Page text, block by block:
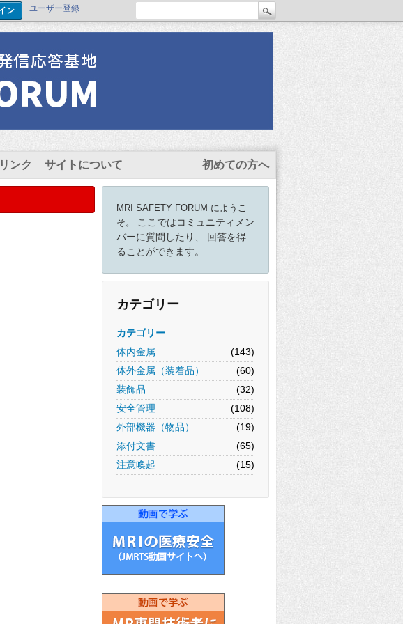
ユーザー登録
リンク サイトについて 初めての方へ
MRI SAFETY FORUM にようこ
そ。
ここではコミュニティメン
バーに質問したり、 回答を得
ることができます。
カテゴリー
カテゴリー
体内金属
(143)
体外金属（装着品）
(60)
装飾品
(32)
安全管理
(108)
外部機器（物品）
(19)
添付文書
(65)
注意喚起
(15)